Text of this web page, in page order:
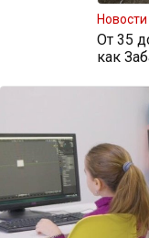
Новости
От 35
как